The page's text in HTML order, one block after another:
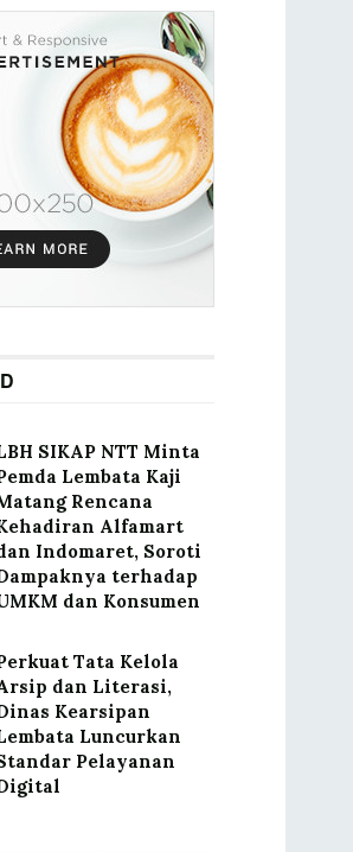
SIKAP NTT Minta
Lembata Kaji
Rencana
Alfamart
Indomaret, Soroti
terhadap
dan Konsumen
Tata Kelola
dan Literasi,
Kearsipan
Luncurkan
Pelayanan